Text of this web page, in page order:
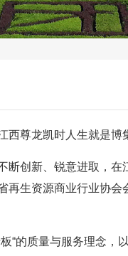
尊龙凯时人生就是博
断创新、锐意进取，
生资源商业行业协会会
的质量与服务理念，以